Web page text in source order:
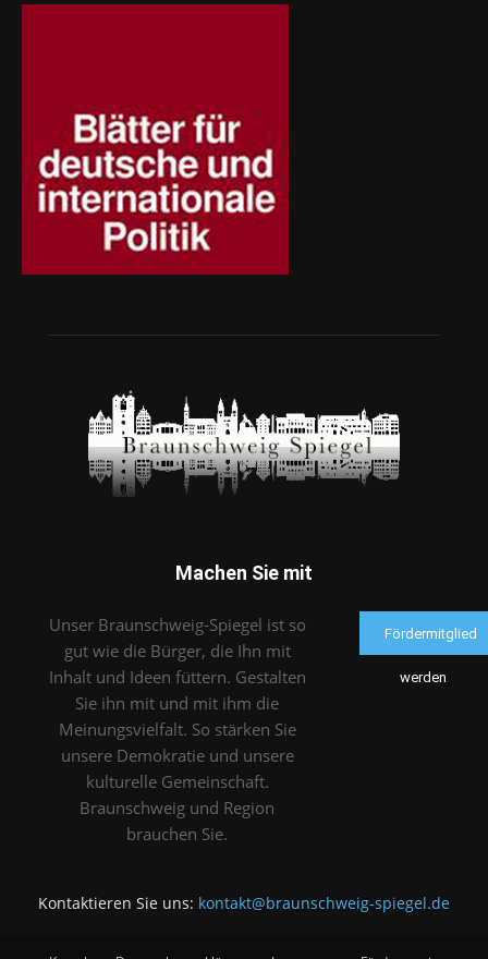
Machen Sie mit
Unser Braunschweig-Spiegel ist so
gut wie die Bürger, die Ihn mit
Inhalt und Ideen füttern. Gestalten
Sie ihn mit und mit ihm die
Meinungsvielfalt. So stärken Sie
unsere Demokratie und unsere
kulturelle Gemeinschaft.
Braunschweig und Region
brauchen Sie.
Fördermitglied
werden
Kontaktieren Sie uns: kontakt@braunschweig-spiegel.de